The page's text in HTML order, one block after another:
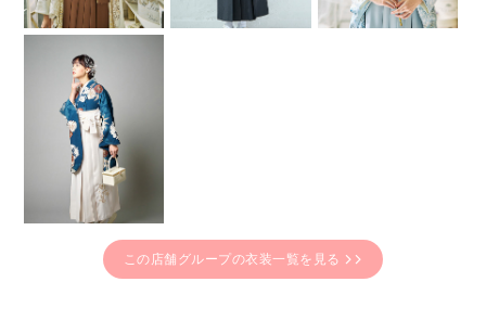
この店舗グループの衣装一覧を見る